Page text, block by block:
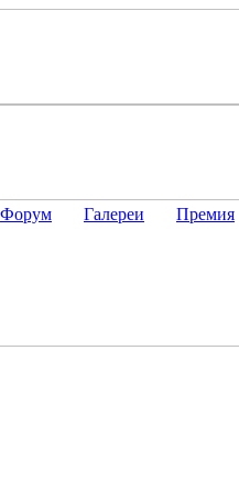
Форум Галереи Премия